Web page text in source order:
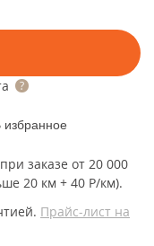
избранное
заказе от 20 000
20 км + 40 Р/км).
Прайс-лист на